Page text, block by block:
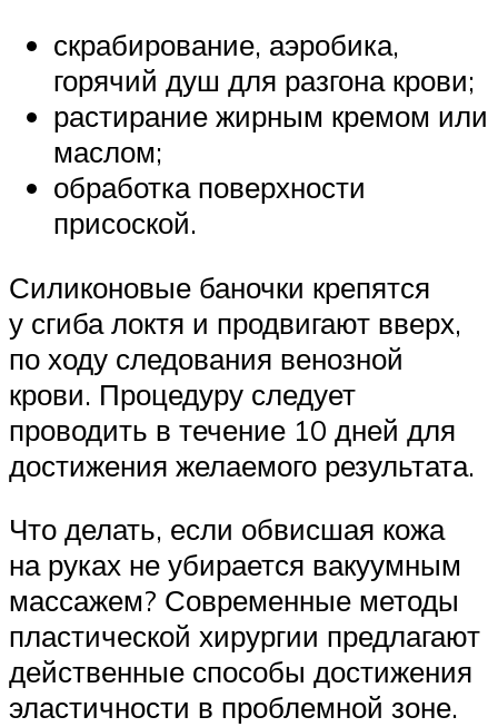
скрабирование, аэробика,
горячий душ для разгона крови;
растирание жирным кремом или
маслом;
обработка поверхности
присоской.
Силиконовые баночки крепятся
у сгиба локтя и продвигают вверх,
по ходу следования венозной
крови. Процедуру следует
проводить в течение 10 дней для
достижения желаемого результата.
Что делать, если обвисшая кожа
на руках не убирается вакуумным
массажем? Современные методы
пластической хирургии предлагают
действенные способы достижения
эластичности в проблемной зоне.